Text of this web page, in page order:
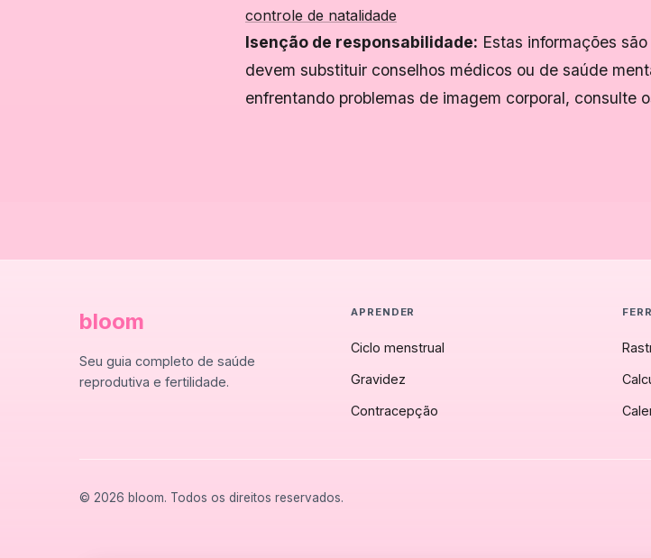
controle de natalidade
Isenção de responsabilidade: Estas informações
devem substituir conselhos médicos ou de saúde
enfrentando problemas de imagem corporal, consulte
bloom
Seu guia completo de saúde
reprodutiva e fertilidade.
APRENDER
Ciclo menstrual
Gravidez
Contracepção
© 2026 bloom. Todos os direitos reservados.